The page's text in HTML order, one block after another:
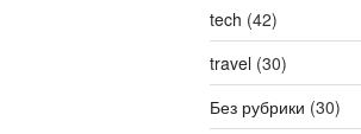
tech (42)
travel(30)
Без рубрики (30)